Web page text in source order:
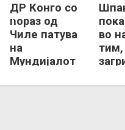
ДР Конго со
пораз од
Чиле патува
на
Мундијалот
Конго ДР
во
тим,
Перу